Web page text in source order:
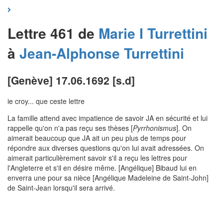
Lettre 461 de Marie I Turrettini
à Jean-Alphonse Turrettini
[Genève] 17.06.1692 [s.d]
ie croy... que ceste lettre
La famille attend avec impatience de savoir JA en sécurité et lui
rappelle qu'on n'a pas reçu ses thèses [Pyrrhonismus]. On
aimerait beaucoup que JA ait un peu plus de temps pour
répondre aux diverses questions qu'on lui avait adressées. On
aimerait particulièrement savoir s'il a reçu les lettres pour
l'Angleterre et s'il en désire même. [Angélique] Bibaud lui en
enverra une pour sa nièce [Angélique Madeleine de Saint-John]
de Saint-Jean lorsqu'il sera arrivé.